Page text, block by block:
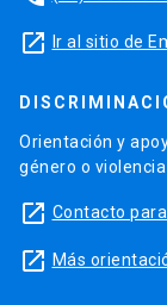
launch Ir al sitio de
Orientación y
género o
launch Contacto
launch Más